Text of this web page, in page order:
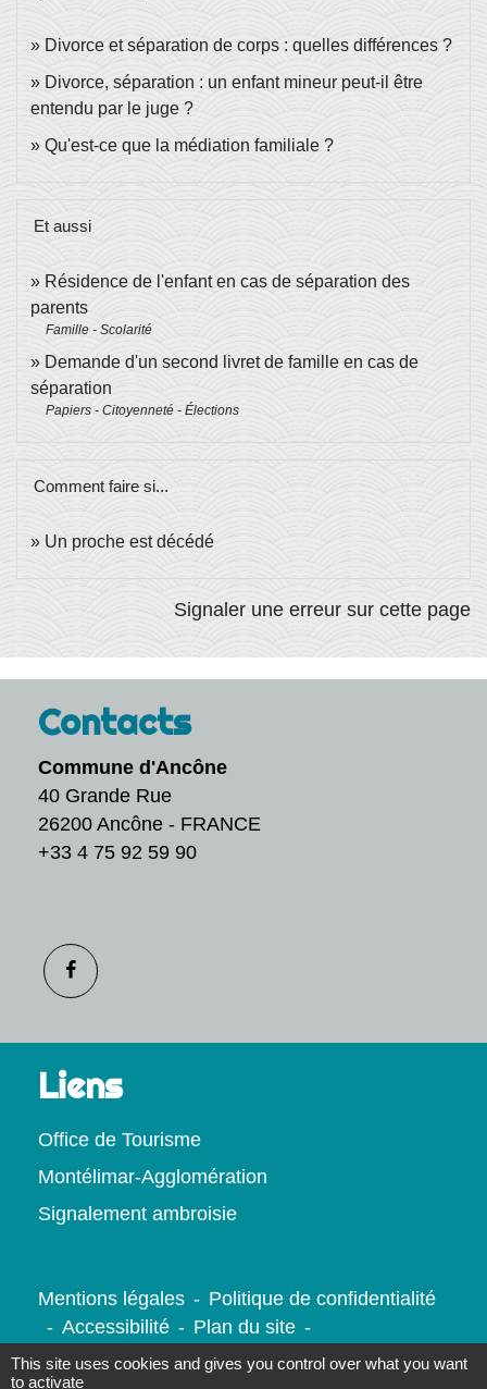
Divorce et séparation de corps : quelles différences ?
Divorce, séparation : un enfant mineur peut-il être
entendu par le juge ?
Qu'est-ce que la médiation familiale ?
Et aussi
Résidence de l'enfant en cas de séparation des
parents
Famille - Scolarité
Demande d'un second livret de famille en cas de
séparation
Papiers - Citoyenneté - Élections
Comment faire si...
Un proche est décédé
Signaler une erreur sur cette page
Contacts
Commune d'Ancône
40 Grande Rue
26200 Ancône - FRANCE
+33 4 75 92 59 90
Liens
Office de Tourisme
Montélimar-Agglomération
Signalement ambroisie
Mentions légales - Politique de confidentialité
- Accessibilité - Plan du site -
Gestion des cookies
This site uses cookies and gives you control over what you want
to activate